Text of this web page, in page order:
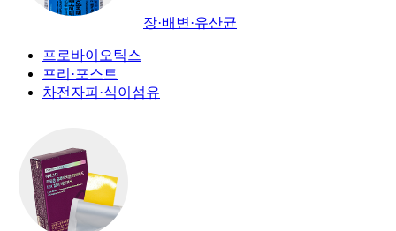
장·배변·유산균
프로바이오틱스
프리·포스트
차전자피·식이섬유